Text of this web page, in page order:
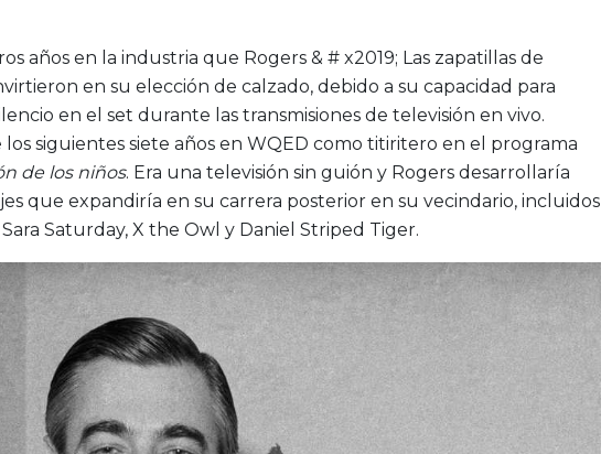
años en la industria que Rogers & # x2019; Las zapatillas de
en su elección de calzado, debido a su capacidad para
en el set durante las transmisiones de televisión en vivo.
siguientes siete años en WQED como titiritero en el programa
de los niños. Era una televisión sin guión y Rogers desarrollaría
que expandiría en su carrera posterior en su vecindario, incluidos
Saturday, X the Owl y Daniel Striped Tiger.